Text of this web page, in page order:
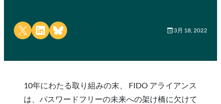
Share on X Share on LinkedIn
Share on Bluesky 3月 18, 2022
10年にわたる取り組みの末、 FIDO アライアンス
は、パスワードフリーの未来への架け橋に欠けて